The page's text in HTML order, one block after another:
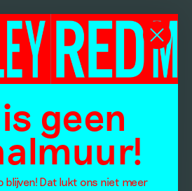
geen
blijven! Dat lukt ons niet meer